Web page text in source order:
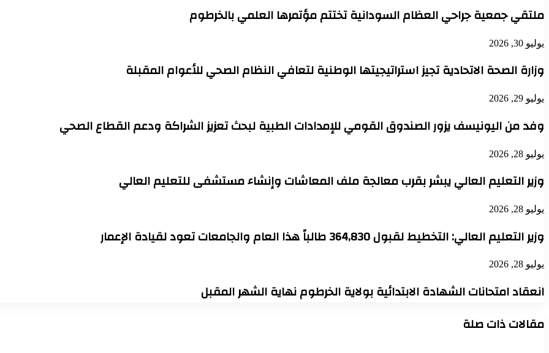
ملتقي جمعية جراحي العظام السودانية تختتم مؤتمرها العلمي بالخرطوم
يوليو 30, 2026
وزارة الصحة الاتحادية تجيز استراتيجيتها الوطنية لتعافي النظام الصحي للأعوام المقبلة
يوليو 29, 2026
وفد من اليونيسف يزور الصندوق القومي للإمدادات الطبية لبحث تعزيز الشراكة ودعم القطاع الصحي
يوليو 28, 2026
وزير التعليم العالي يبشر بقرب معالجة ملف المعاشات وإنشاء مستشفى للتعليم العالي
يوليو 28, 2026
وزير التعليم العالي: التخطيط لقبول 364,830 طالباً هذا العام والجامعات تعود لقيادة الإعمار
يوليو 28, 2026
انعقاد امتحانات الشهادة الابتدائية بولاية الخرطوم نهاية الشهر المقبل
مقالات ذات صلة